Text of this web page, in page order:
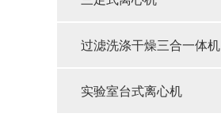
过滤洗涤干燥三合一体机
实验室台式离心机